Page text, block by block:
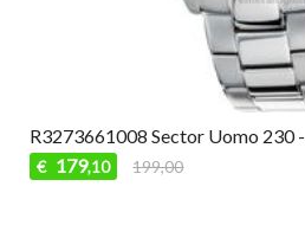
R3273661008 Sector Uomo 230 -
€ 179,10 199,00